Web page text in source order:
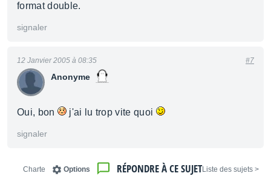
format double.
signaler
Anonyme
12 Janvier 2005 à 08:35 #7
Oui, bon j'ai lu trop vite quoi
signaler
< Liste des sujets
RÉPONDRE À CE SUJET
Options
Charte